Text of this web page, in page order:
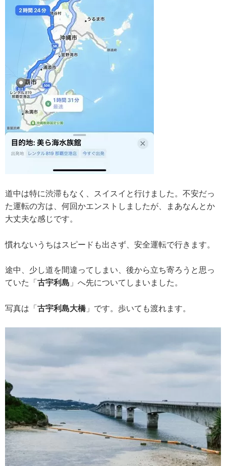
道中は特に渋滞もなく、スイスイと行けました。不安だっ
た運転の方は、何回かエンストしましたが、まあなんとか
大丈夫な感じです。
慣れないうちはスピードも出さず、安全運転で行きます。
途中、少し道を間違ってしまい、後から立ち寄ろうと思っ
ていた「 古宇利島 」へ先についてしまいました。
写真は「 古宇利島大橋」です。歩いても渡れます。